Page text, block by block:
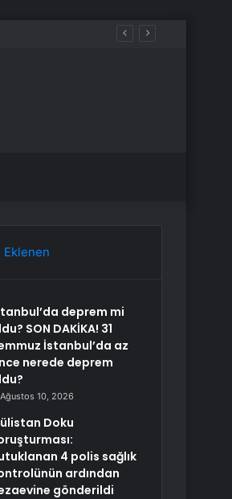
Eklenen
deprem mi
SON DAKİKA! 31
İstanbul’da az
nerede deprem
Ağustos 10, 2026
Doku
4 polis sağlık
ardından
gönderildi